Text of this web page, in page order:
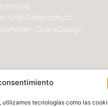
utilizamos tecnologías como las
und Datenschutz
QuareDesign